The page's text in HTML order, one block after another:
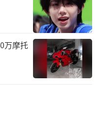
万摩托